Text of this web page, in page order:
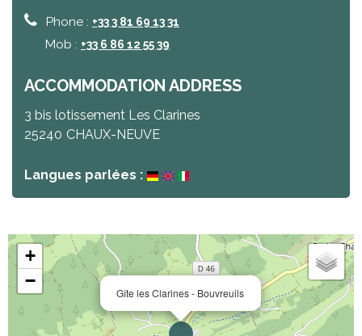
Phone : +33 3 81 69 13 31
Mob : +33 6 86 12 55 39
ACCOMMODATION ADDRESS
3 bis lotissement Les Clarines
25240 CHAUX-NEUVE
Langues parlées :
Gîte les Clarines - Bouvreuils
+
−